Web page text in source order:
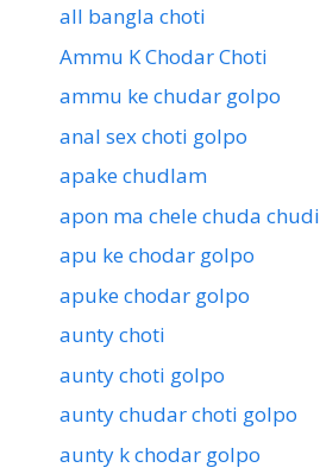
all bangla choti
Ammu K Chodar Choti
ammu ke chudar golpo
anal sex choti golpo
apake chudlam
apon ma chele chuda chudi
apu ke chodar golpo
apuke chodar golpo
aunty choti
aunty choti golpo
aunty chudar choti golpo
aunty k chodar golpo